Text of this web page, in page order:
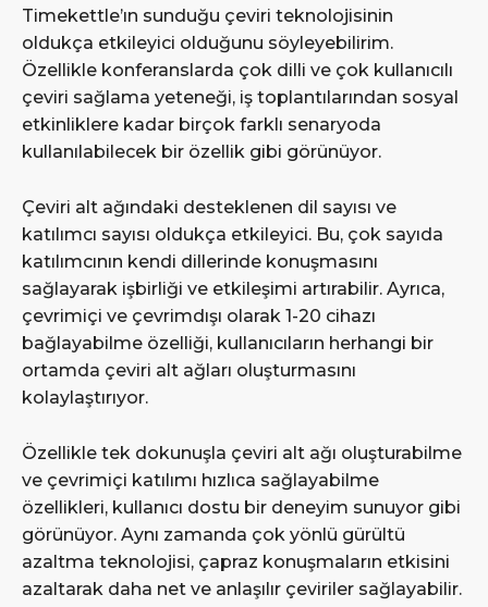
Timekettle’ın sunduğu çeviri teknolojisinin
oldukça etkileyici olduğunu söyleyebilirim.
Özellikle konferanslarda çok dilli ve çok kullanıcılı
çeviri sağlama yeteneği, iş toplantılarından sosyal
etkinliklere kadar birçok farklı senaryoda
kullanılabilecek bir özellik gibi görünüyor.
Çeviri alt ağındaki desteklenen dil sayısı ve
katılımcı sayısı oldukça etkileyici. Bu, çok sayıda
katılımcının kendi dillerinde konuşmasını
sağlayarak işbirliği ve etkileşimi artırabilir. Ayrıca,
çevrimiçi ve çevrimdışı olarak 1-20 cihazı
bağlayabilme özelliği, kullanıcıların herhangi bir
ortamda çeviri alt ağları oluşturmasını
kolaylaştırıyor.
Özellikle tek dokunuşla çeviri alt ağı oluşturabilme
ve çevrimiçi katılımı hızlıca sağlayabilme
özellikleri, kullanıcı dostu bir deneyim sunuyor gibi
görünüyor. Aynı zamanda çok yönlü gürültü
azaltma teknolojisi, çapraz konuşmaların etkisini
azaltarak daha net ve anlaşılır çeviriler sağlayabilir.